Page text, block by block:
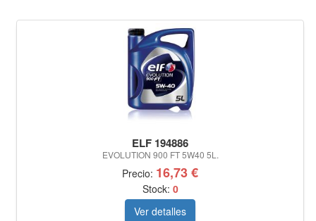
ELF 194886
EVOLUTION 900 FT 5W40 5L.
Precio: 16,73 €
Stock: 0
Ver detalles